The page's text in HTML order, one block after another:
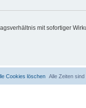
mit sofortiger
Alle Zeiten sind
Cookies löschen